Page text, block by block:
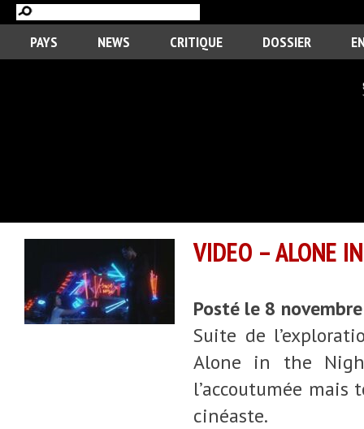
PAYS NEWS CRITIQUE DOSSIER
VIDEO – ALONE
Posté le 8
Suite de
Alone in the
l’accoutumée mais
cinéaste.